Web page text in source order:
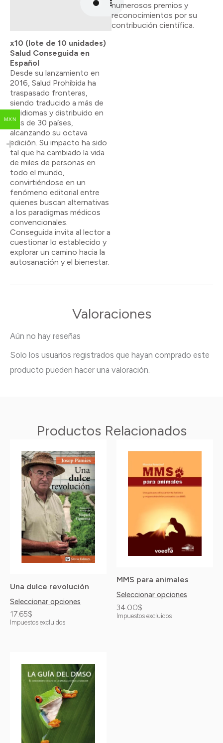
x10 (lote de 10 unidades)
Salud Conseguida en
Español
Desde su lanzamiento en
2016, Salud Prohibida ha
traspasado fronteras,
siendo traducido a más de
10 idiomas y distribuido en
más de 30 países,
alcanzando su octava
edición. Su impacto ha sido
tal que ha cambiado la vida
de miles de personas en
todo el mundo,
convirtiéndose en un
fenómeno editorial entre
quienes buscan alternativas
a los paradigmas médicos
convencionales.
Conseguida invita al lector a
cuestionar lo establecido y
explorar un camino hacia la
autosanación y el bienestar.
numerosos premios y
reconocimientos por su
contribución científica.
Valoraciones
Aún no hay reseñas
Solo los usuarios registrados que hayan comprado este
producto pueden hacer una valoración.
Productos Relacionados
Una dulce revolución
17.65$
Impuestos excluidos
Seleccionar opciones
producto
tiene
múltiples
variantes.
opciones
pueden
la
página
MMS para animales
34.00$
Impuestos excluidos
Seleccionar opciones
producto
tiene
múltiples
opciones
elegir
en
la
producto
múltiples
variantes.
Las
MXN